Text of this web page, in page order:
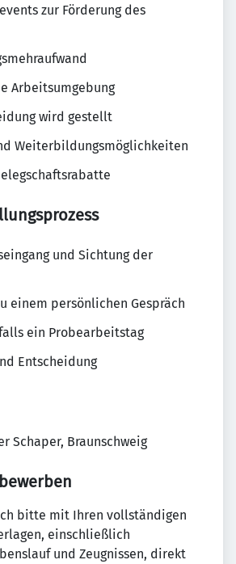
zur Förderung des
Arbeitsumgebung
wird gestellt
Weiterbildungsmöglichkeiten
und Sichtung der
einem persönlichen Gespräch
ein Probearbeitstag
Entscheidung
Schaper, Braunschweig
bitte mit Ihren vollständigen
einschließlich
und Zeugnissen, direkt